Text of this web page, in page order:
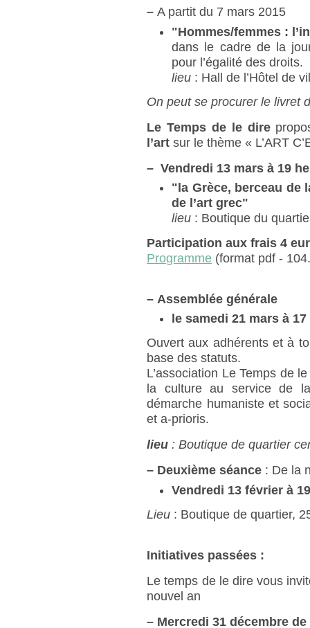
– A partit du 7 mars 2015
"Hommes/femmes :
dans le cadre de la
pour l’égalité des droits.
lieu : Hall de l’Hôtel de
On peut se procurer le livret
Le Temps de le dire
l’art sur le thème « L’ART
– Vendredi 13 mars à 19
"la Grèce, berceau de
de l’art grec"
lieu : Boutique du
Participation aux frais 4
Programme (format pdf -
– Assemblée générale
le samedi 21 mars à 17
Ouvert aux adhérents et à
base des statuts.
L’association Le Temps de
la culture au service de
démarche humaniste et
et a-prioris.
lieu : Boutique de quartier
– Deuxième séance : De la
Vendredi 13 février à
Lieu : Boutique de quartier,
Initiatives passées :
Le temps de le dire vous
nouvel an
– Mercredi 31 décembre de